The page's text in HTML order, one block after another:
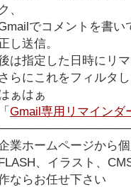
ク、
でコメントを書
し送信。
は指定した日時にリ
さらにこれをフィルタ
ぁはぁ
「 Gmail専用リマインダ
業ホームページから
、イラスト、
ならお任せ下さい